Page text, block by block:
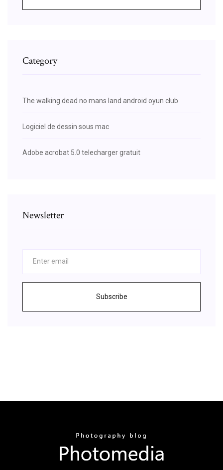
Category
The walking dead no mans land android oyun club
Logiciel de dessin sous mac
Adobe acrobat 5.0 telecharger gratuit
Newsletter
Subscribe